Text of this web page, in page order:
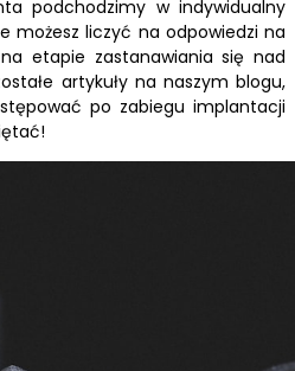
podchodzimy w indywidualny
możesz liczyć na odpowiedzi na
etapie zastanawiania się nad
artykuły na naszym blogu,
po zabiegu implantacji